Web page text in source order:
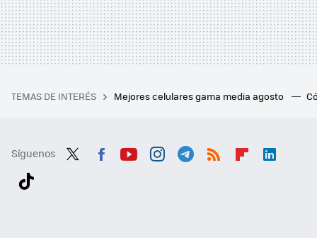
TEMAS DE INTERÉS Mejores celulares gama media agosto
Síguenos